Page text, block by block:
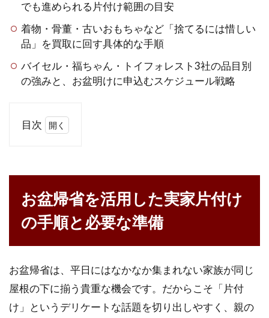
でも進められる片付け範囲の目安
着物・骨董・古いおもちゃなど「捨てるには惜しい
品」を買取に回す具体的な手順
バイセル・福ちゃん・トイフォレスト3社の品目別
の強みと、お盆明けに申込むスケジュール戦略
目次
省
を
活
用
し
実
家
片
付
お盆帰省を活用した実家片付け
の手順と必要な準備
お盆帰省は、平日にはなかなか集まれない家族が同じ
屋根の下に揃う貴重な機会です。だからこそ「片付
け」というデリケートな話題を切り出しやすく、親の